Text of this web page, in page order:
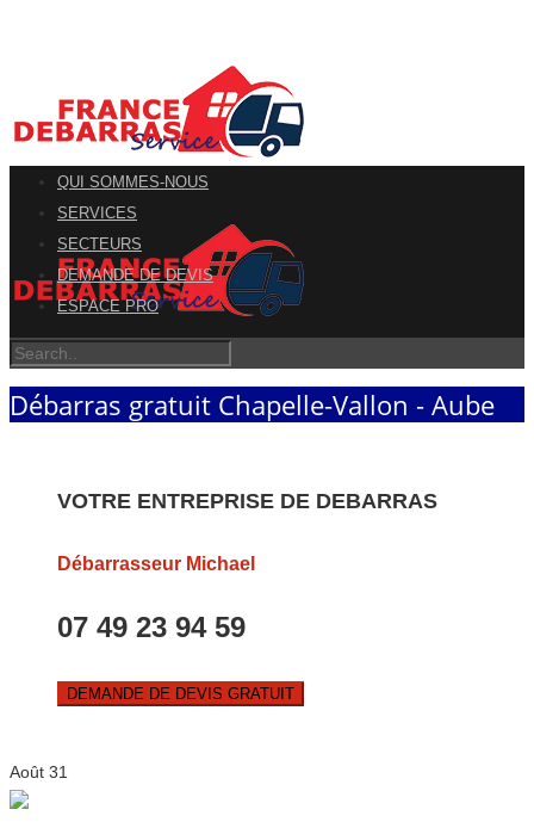
QUI SOMMES-NOUS
SERVICES
SECTEURS
DEMANDE DE DEVIS
ESPACE PRO
Débarras gratuit Chapelle-Vallon - Aube
VOTRE ENTREPRISE DE DEBARRAS
Débarrasseur Michael
07 49 23 94 59
DEMANDE DE DEVIS GRATUIT
Août 31